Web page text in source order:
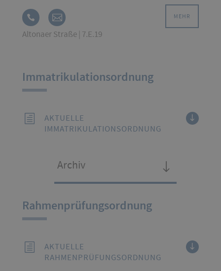
Altonaer Straße | 7.E.19
MEHR
Immatrikulationsordnung
AKTUELLE
IMMATRIKULATIONSORDNUNG
Archiv
Rahmenprüfungsordnung
AKTUELLE
RAHMENPRÜFUNGSORDNUNG